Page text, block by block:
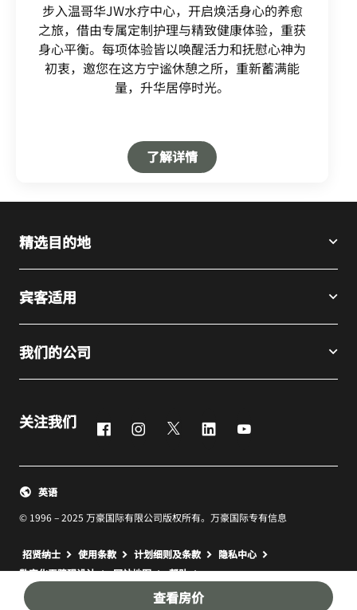
查看房价
步入温哥华JW水疗中心，开启焕活身心的养愈
之旅，借由专属定制护理与精致健康体验，重获
身心平衡。每项体验皆以唤醒活力和抚慰心神为
初衷，邀您在这方宁谧休憩之所，重新蓄满能
量，升华居停时光。
了解详情Open in New Tab
精选目的地
宾客适用
我们的公司
关注我们 FacebookInstagram
Twitter LinkedIn
© 1996 – 2025 万豪国际有限公司版权所有。万豪国际专有信息
英语
招贤纳士 使用条款 计划细则及条款
隐私中心
数字化无障碍设计
网站地图 打开新窗口
帮助 打开新窗口